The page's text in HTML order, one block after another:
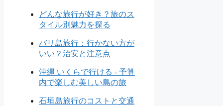
どんな旅行が好き？旅のス
タイル別魅力を探る
バリ島旅行：行かない方が
いい？治安と注意点
沖縄 いくらで行ける - 予算
内で楽しむ美しい島の旅
石垣島旅行のコストと交通